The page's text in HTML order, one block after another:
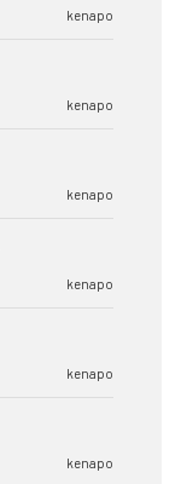
kenapo
kenapo
kenapo
kenapo
kenapo
kenapo